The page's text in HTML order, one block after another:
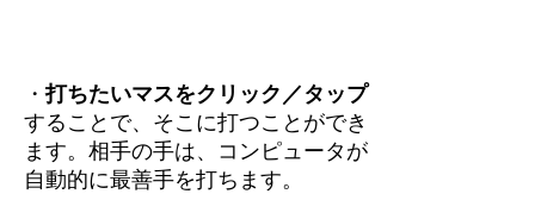
・打ちたいマスをクリック／タップ
することで、そこに打つことができ
ます。相手の手は、コンピュータが
自動的に最善手を打ちます。